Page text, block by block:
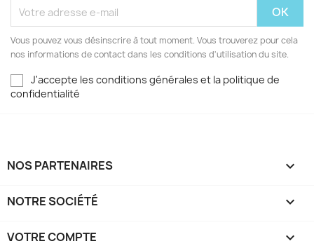
Vous pouvez vous désinscrire à tout moment. Vous trouverez pour cela
nos informations de contact dans les conditions d'utilisation du site.
J'accepte les conditions générales et la politique de
confidentialité
NOS PARTENAIRES 
NOTRE SOCIÉTÉ 
VOTRE COMPTE 